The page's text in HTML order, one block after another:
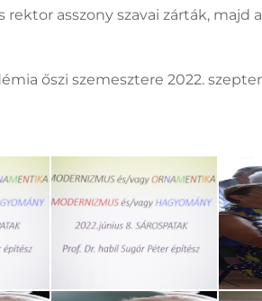
rektor asszony szavai zárták,
őszi szemesztere 2022.